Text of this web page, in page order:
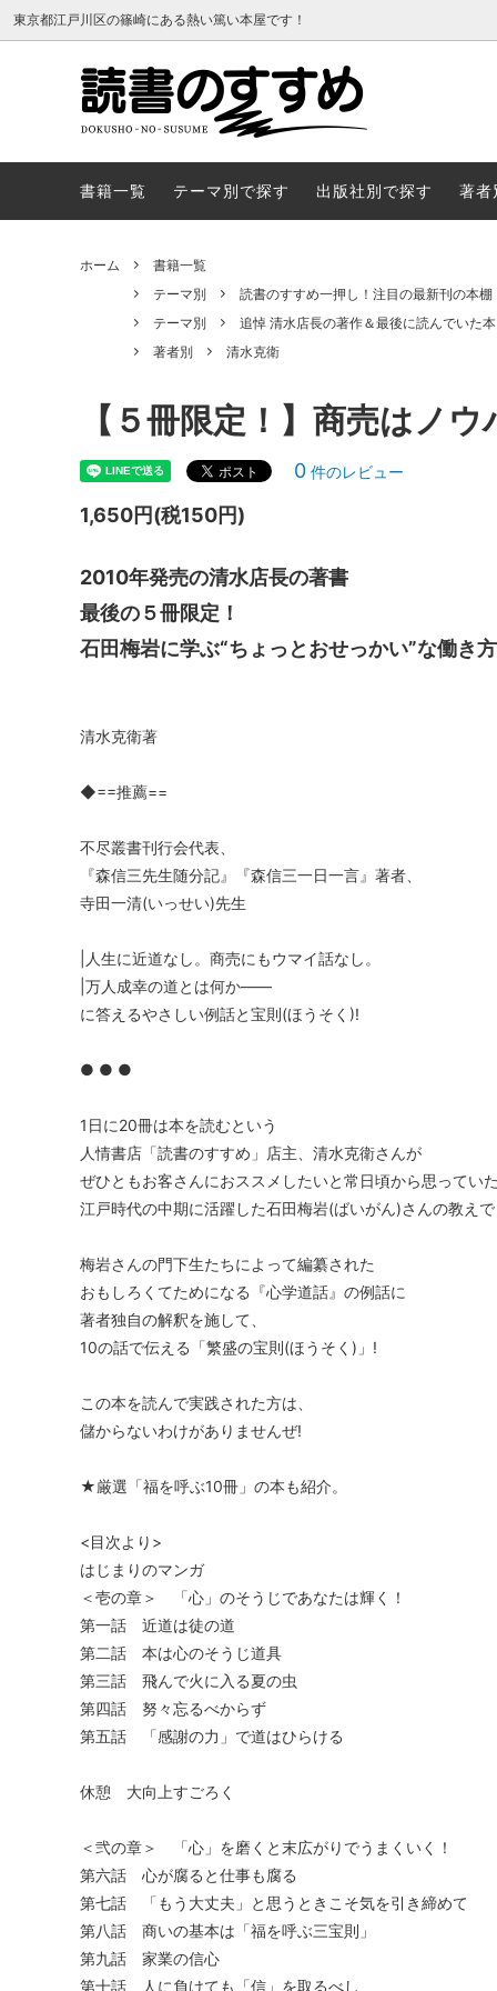
東京都江戸川区の篠崎にある熱い篤い本屋です！
書籍一覧
テーマ別で探す 出版社別で探す 著者
ホーム
書籍一覧
テーマ別
読書のすすめ一押し！注目の最新刊の本棚
テーマ別
追悼 清水店長の著作＆最後に読んでいた本
著者別
清水克衛
【５冊限定！】商売はノ
0 件のレビュー
1,650円(税150円)
2010年発売の清水店長の著書
最後の５冊限定！
石田梅岩に学ぶ“ちょっとおせっかい”な働き方
清水克衛著
◆==推薦==
不尽叢書刊行会代表、
『森信三先生随分記』『森信三一日一言』著者、
寺田一清(いっせい)先生
|人生に近道なし。商売にもウマイ話なし。
|万人成幸の道とは何か――
に答えるやさしい例話と宝則(ほうそく)!
● ● ●
1日に20冊は本を読むという
人情書店「読書のすすめ」店主、清水克衛さんが
ぜひともお客さんにおススメしたいと常日頃から思ってい
江戸時代の中期に活躍した石田梅岩(ばいがん)さんの教え
梅岩さんの門下生たちによって編纂された
おもしろくてためになる『心学道話』の例話に
著者独自の解釈を施して、
10の話で伝える「繁盛の宝則(ほうそく)」!
この本を読んで実践された方は、
儲からないわけがありませんぜ!
★厳選「福を呼ぶ10冊」の本も紹介。
<目次より>
はじまりのマンガ
＜壱の章＞ 「心」のそうじであなたは輝く！
第一話 近道は徒の道
第二話 本は心のそうじ道具
第三話 飛んで火に入る夏の虫
第四話 努々忘るべからず
第五話 「感謝の力」で道はひらける
休憩 大向上すごろく
＜弐の章＞ 「心」を磨くと末広がりでうまくいく！
第六話 心が腐ると仕事も腐る
第七話 「もう大丈夫」と思うときこそ気を引き締めて
第八話 商いの基本は「福を呼ぶ三宝則」
第九話 家業の信心
第十話 人に負けても「信」を取るべし